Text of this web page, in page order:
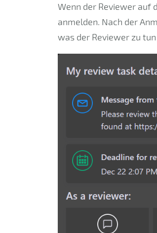
Wenn der Reviewer auf
anmelden. Nach der
was der Reviewer zu